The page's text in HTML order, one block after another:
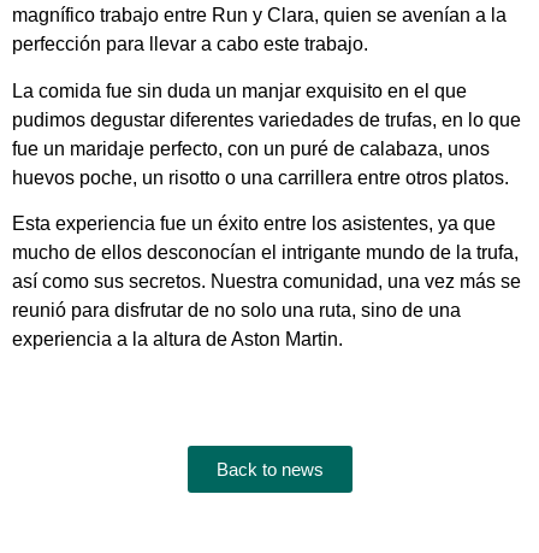
magnífico trabajo entre Run y Clara, quien se avenían a la
perfección para llevar a cabo este trabajo.
La comida fue sin duda un manjar exquisito en el que
pudimos degustar diferentes variedades de trufas, en lo que
fue un maridaje perfecto, con un puré de calabaza, unos
huevos poche, un risotto o una carrillera entre otros platos.
Esta experiencia fue un éxito entre los asistentes, ya que
mucho de ellos desconocían el intrigante mundo de la trufa,
así como sus secretos. Nuestra comunidad, una vez más se
reunió para disfrutar de no solo una ruta, sino de una
experiencia a la altura de Aston Martin.
Back to news